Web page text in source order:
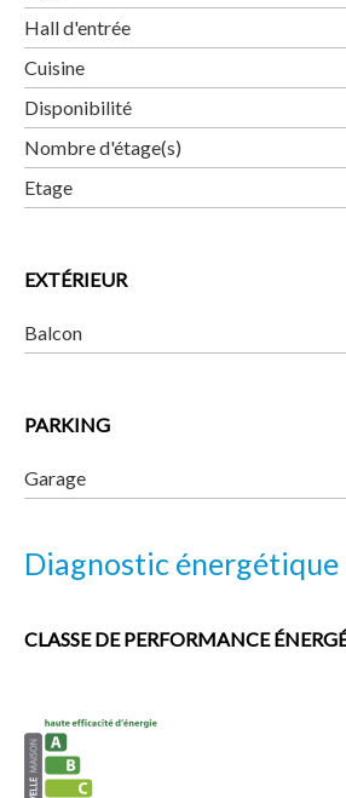
Hall d'entrée
Cuisine
Disponibilité
Nombre d'étage(s)
Etage
EXTÉRIEUR
Balcon
PARKING
Garage
Diagnostic énergétique
CLASSE DE PERFORMANCE